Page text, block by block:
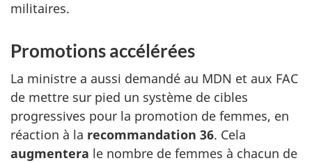
militaires.
Promotions accélérées
La ministre a aussi demandé au MDN et aux FAC
de mettre sur pied un système de cibles
progressives pour la promotion de femmes, en
réaction à la recommandation 36. Cela
augmentera le nombre de femmes à chacun de